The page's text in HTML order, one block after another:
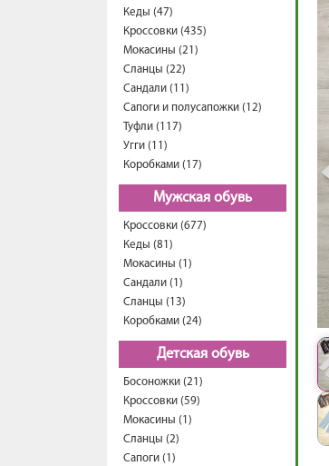
Кеды (47)
Кроссовки (435)
Мокасины (21)
Сланцы (22)
Сандали (11)
Сапоги и полусапожки (12)
Туфли (117)
Угги (11)
Коробками (17)
Мужская обувь
Кроссовки (677)
Кеды (81)
Мокасины (1)
Сандали (1)
Сланцы (13)
Коробками (24)
Детская обувь
Босоножки (21)
Кроссовки (59)
Мокасины (1)
Сланцы (2)
Сапоги (1)